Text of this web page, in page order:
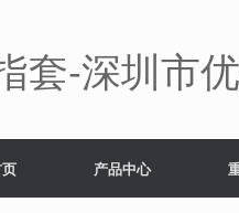
套-深圳市
产品中心